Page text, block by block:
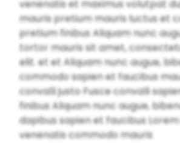
venenatis et maximus volutpat
mauris pretium mauris luctus et
pretium finibus Aliquam nunc
tortor mauris sit amet,
elit. et et Aliquam nunc augue,
commodo sapien et faucibus
convalli justo Fusce convalli
finibus Aliquam nunc augue,
dapibus sapien et faucibus
venenatis commodo mauris